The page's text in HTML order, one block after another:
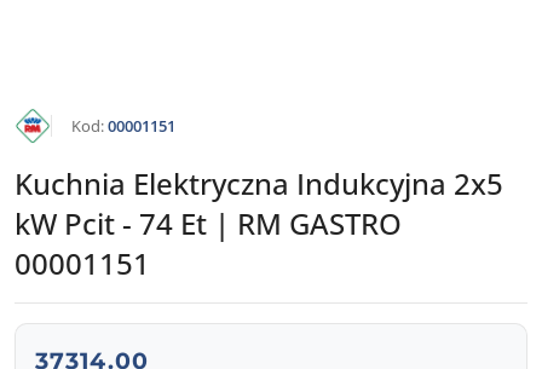
KATALOG
RM
GASTRO
Kod:00001151
Kuchnia Elektryczna Indukcyjna 2x5
kW Pcit - 74 Et | RM GASTRO
00001151
cena:
37314.00